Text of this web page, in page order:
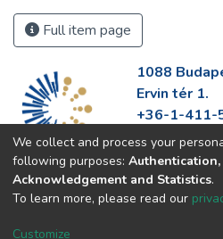
Full item page
1088
Ervin tér 1.
+36-1-411-
https://
We collect and process your
following purposes: Authentication,
Acknowledgement and Statistics.
To learn more, please read our
Customize